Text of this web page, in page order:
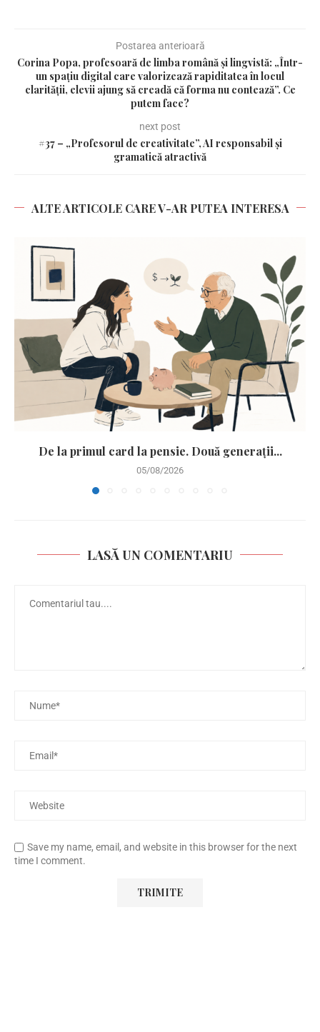
Postarea anterioară
Corina Popa, profesoară de limba română și lingvistă: „Într-
un spațiu digital care valorizează rapiditatea în locul
clarității, elevii ajung să creadă că forma nu contează”. Ce
putem face?
next post
#37 – „Profesorul de creativitate”, AI responsabil și
gramatică atractivă
ALTE ARTICOLE CARE V-AR PUTEA INTERESA
De la primul card la pensie. Două generații...
05/08/2026
LASĂ UN COMENTARIU
Save my name, email, and website in this browser for the next
time I comment.